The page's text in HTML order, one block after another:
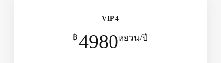
VIP4
฿4980หยวน/ปี